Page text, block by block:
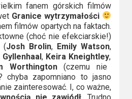
fanem górskich filmów
Granice wytrzymałości
filmów opartych na faktach.
(choć nie efekciarskie!)
(Josh Brolin,Emily Watson,
, Keira Kneightley,
Worthington(czemu nie
chyba zapomniano to jasno
zainteresować. I, co ważne,